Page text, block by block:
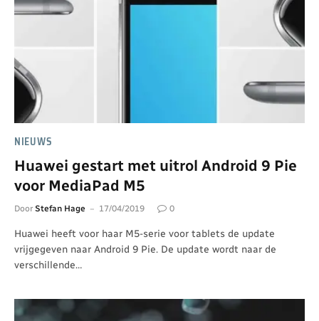
NIEUWS
Huawei gestart met uitrol Android 9 Pie
voor MediaPad M5
Door Stefan Hage 17/04/2019 0
Huawei heeft voor haar M5-serie voor tablets de update
vrijgegeven naar Android 9 Pie. De update wordt naar de
verschillende…